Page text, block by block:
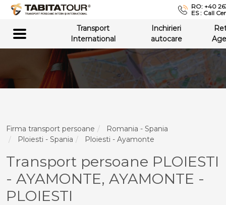
RO: +40
ES : Call
Transport
International
Inchirieri
autocare
Firma transport persoane
Romania - Spania
Ploiesti - Spania
Ploiesti - Ayamonte
Transport persoane PLOIESTI
- AYAMONTE, AYAMONTE -
PLOIESTI